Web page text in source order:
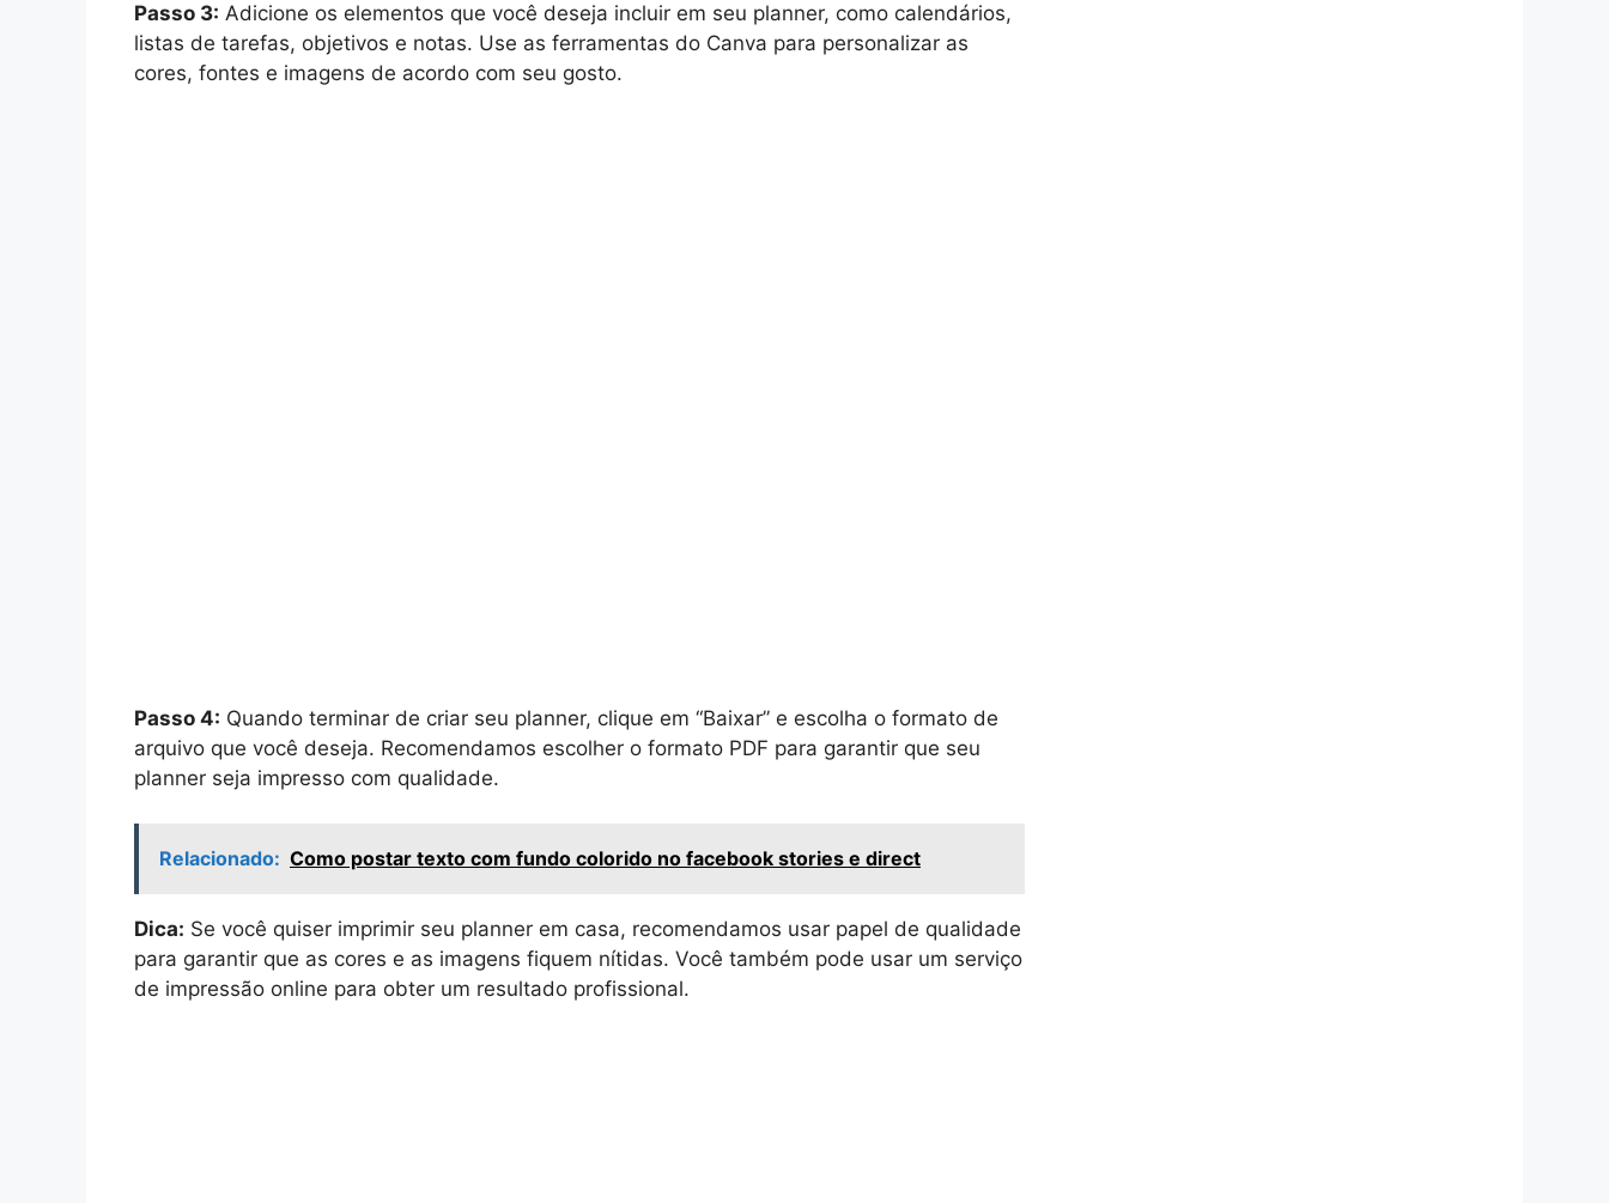
Passo 3: Adicione os elementos que você deseja incluir em seu planner, como calendários,
listas de tarefas, objetivos e notas. Use as ferramentas do Canva para personalizar as
cores, fontes e imagens de acordo com seu gosto.
Passo 4: Quando terminar de criar seu planner, clique em “Baixar” e escolha o formato de
arquivo que você deseja. Recomendamos escolher o formato PDF para garantir que seu
planner seja impresso com qualidade.
Relacionado: Como postar texto com fundo colorido no facebook stories e direct
Dica: Se você quiser imprimir seu planner em casa, recomendamos usar papel de qualidade
para garantir que as cores e as imagens fiquem nítidas. Você também pode usar um serviço
de impressão online para obter um resultado profissional.